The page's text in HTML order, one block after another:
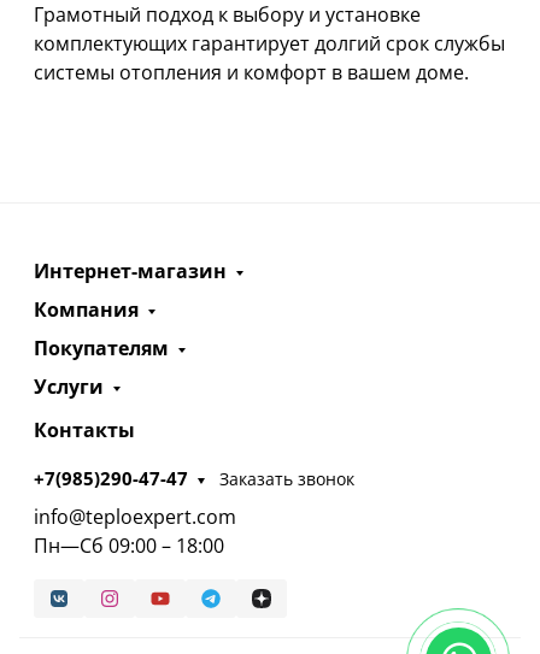
Грамотный подход к выбору и установке
комплектующих гарантирует долгий срок службы
системы отопления и комфорт в вашем доме.
Интернет-магазин
Компания
Покупателям
Услуги
Контакты
+7(985)290-47-47 Заказать звонок
info@teploexpert.com
Пн—Сб 09:00 – 18:00